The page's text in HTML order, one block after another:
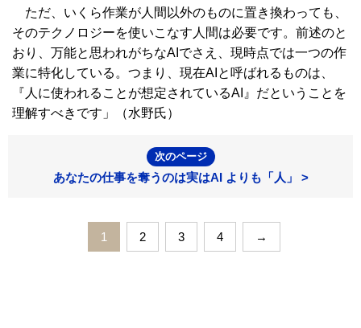
ただ、いくら作業が人間以外のものに置き換わっても、
そのテクノロジーを使いこなす人間は必要です。前述のと
おり、万能と思われがちなAIでさえ、現時点では一つの作
業に特化している。つまり、現在AIと呼ばれるものは、
『人に使われることが想定されているAI』だということを
理解すべきです」（水野氏）
次のページ
あなたの仕事を奪うのは実はAI よりも「人」 >
1 2 3 4 →